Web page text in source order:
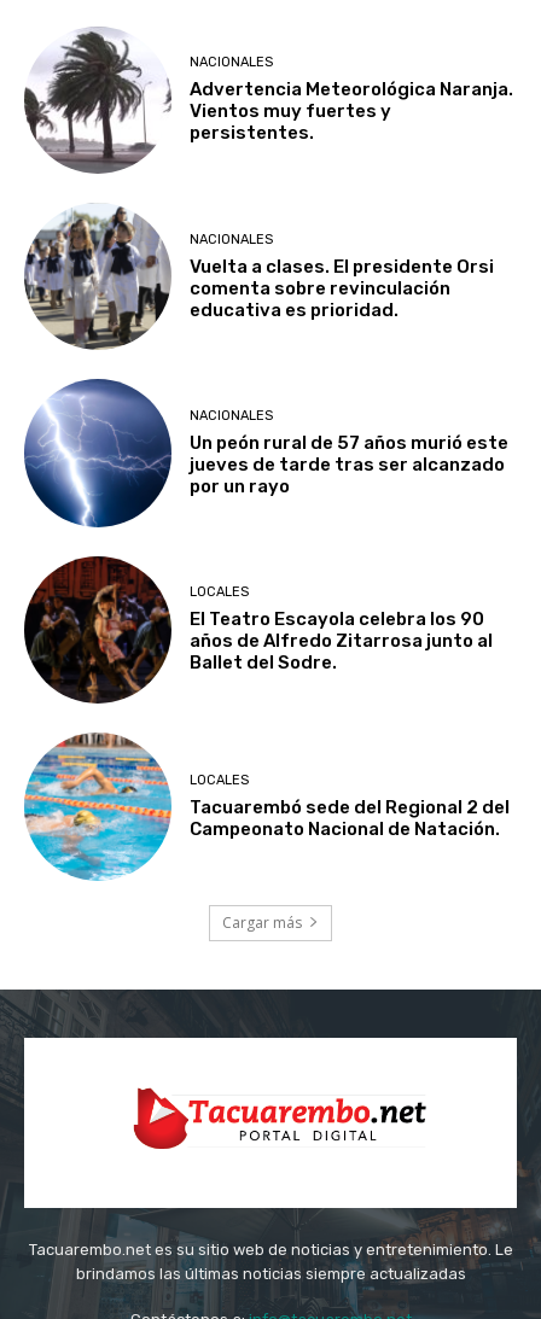
NACIONALES
Advertencia Meteorológica Naranja.
Vientos muy fuertes y
persistentes.
NACIONALES
Vuelta a clases. El presidente Orsi
comenta sobre revinculación
educativa es prioridad.
NACIONALES
Un peón rural de 57 años murió este
jueves de tarde tras ser alcanzado
por un rayo
LOCALES
El Teatro Escayola celebra los 90
años de Alfredo Zitarrosa junto al
Ballet del Sodre.
LOCALES
Tacuarembó sede del Regional 2 del
Campeonato Nacional de Natación.
Cargar más
Tacuarembo.net es su sitio web de noticias y entretenimiento. Le
brindamos las últimas noticias siempre actualizadas